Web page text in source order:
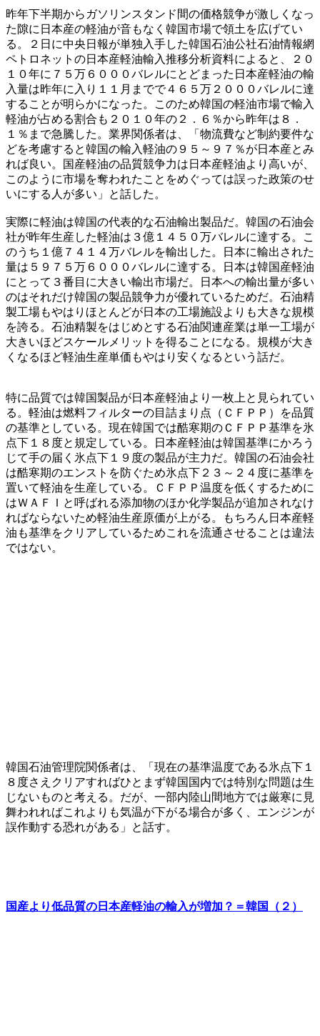
昨年下半期からガソリンスタンド間の価格競争が激しくなっ
た隙に日本産の軽油が音もなく韓国市場で領土を広げてい
る。２日に中央日報が単独入手した韓国石油公社石油情報網
ペトロネットの日本産軽油輸入推移分析資料によると、２０
１０年に７５万６０００バレルにとどまった日本産軽油の輸
入量は昨年に入り１１月までで４６５万２０００バレルに達
することが明らかになった。このため韓国の軽油市場で輸入
軽油が占める割合も２０１０年の２．６％から昨年は８．
１％まで急騰した。業界関係者は、「物流費など制約要件な
どを考慮すると韓国の輸入軽油の９５～９７％が日本産とみ
れば良い。国産軽油の品質競争力は日本産軽油より高いが、
このように市場を奪われたことをめぐっては誤った政策のせ
いにする人が多い」と話した。
実際に軽油は韓国の代表的な石油輸出製品だ。韓国の石油会
社が昨年生産した軽油は３億１４５０万バレルに達する。こ
のうち１億７４１４万バレルを輸出した。日本に輸出された
量は５９７５万６０００バレルに達する。日本は韓国産軽油
にとって３番目に大きい輸出市場だ。日本への輸出量が多い
のはそれだけ韓国の製品競争力が優れているためだ。石油精
製工場もやはりほとんどが日本の工場施設よりも大きな規模
を誇る。石油精製をはじめとする石油関連産業は単一工場が
大きいほどスケールメリットを得ることになる。規模が大き
くなるほど軽油生産単価もやはり安くなるという話だ。
特に品質では韓国製品が日本産軽油より一枚上と見られてい
る。軽油は燃料フィルターの目詰まり点（ＣＦＰＰ）を品質
の基準としている。現在韓国では酷寒期のＣＦＰＰ基準を氷
点下１８度と規定している。日本産軽油は韓国基準にかろう
じて手の届く氷点下１９度の製品が主力だ。韓国の石油会社
は酷寒期のエンストを防ぐため氷点下２３～２４度に基準を
置いて軽油を生産している。ＣＦＰＰ温度を低くするために
はＷＡＦＩと呼ばれる添加物のほか化学製品が追加されなけ
ればならないため軽油生産原価が上がる。もちろん日本産軽
油も基準をクリアしているためこれを流通させることは違法
ではない。
韓国石油管理院関係者は、「現在の基準温度である氷点下１
８度さえクリアすればひとまず韓国国内では特別な問題は生
じないものと考える。だが、一部内陸山間地方では厳寒に見
舞われればこれよりも気温が下がる場合が多く、エンジンが
誤作動する恐れがある」と話す。
国産より低品質の日本産軽油の輸入が増加？＝韓国（２）